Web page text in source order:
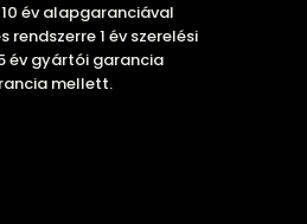
év alapgaranciával
rendszerre 1 év szerelési
év gyártói garancia
mellett.